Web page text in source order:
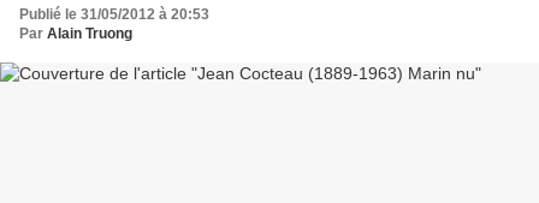
Publié le 31/05/2012 à 20:53
Par Alain Truong